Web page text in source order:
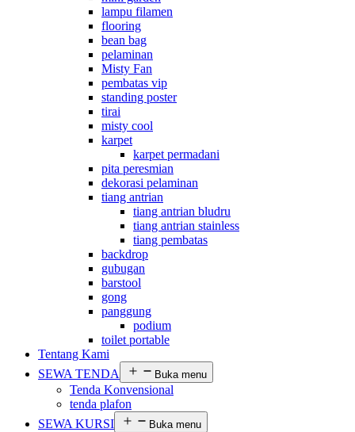
lampu filamen
flooring
bean bag
pelaminan
Misty Fan
pembatas vip
standing poster
tirai
misty cool
karpet
karpet permadani
pita peresmian
dekorasi pelaminan
tiang antrian
tiang antrian bludru
tiang antrian stainless
tiang pembatas
backdrop
gubugan
barstool
gong
panggung
podium
toilet portable
Tentang Kami
SEWA TENDA
Buka menu
Tenda Konvensional
tenda plafon
SEWA KURSI
Buka menu